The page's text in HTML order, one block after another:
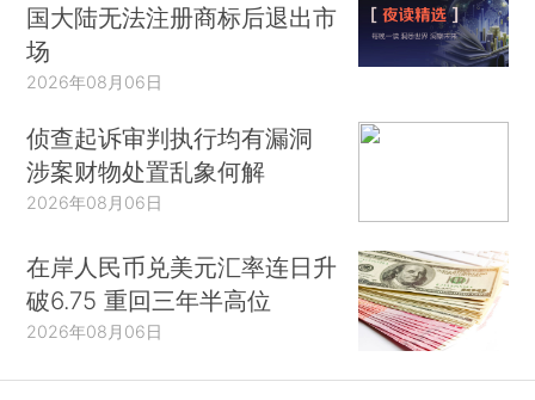
国大陆无法注册商标后退出市
场
2026年08月06日
侦查起诉审判执行均有漏洞
涉案财物处置乱象何解
2026年08月06日
在岸人民币兑美元汇率连日升
破6.75 重回三年半高位
2026年08月06日